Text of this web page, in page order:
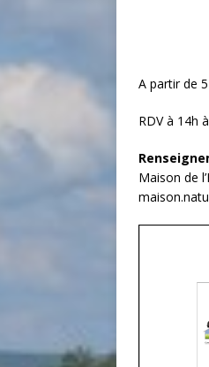
A partir de
RDV à 14h
Maison de